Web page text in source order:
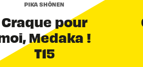
PIKA SHÔNEN
Craque pour
Medaka !
T15